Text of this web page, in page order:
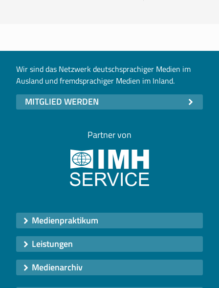
Wir sind das Netzwerk deutschsprachiger Medien im
Ausland und fremdsprachiger Medien im Inland.
MITGLIED WERDEN
Partner von
Medienpraktikum
Leistungen
Medienarchiv